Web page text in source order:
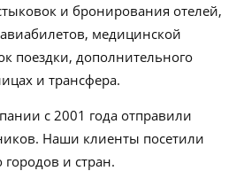
и бронирования отелей,
медицинской
поездки, дополнительного
и трансфера.
с 2001 года отправили
Наши клиенты посетили
и стран.